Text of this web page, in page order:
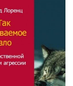
15:51
18:41